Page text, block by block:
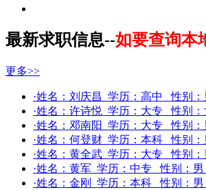
最新求职信息--如要查询本
更多>>
·姓名： 刘庆昌 学历： 高中 性别：
·姓名： 许诗悦 学历： 大专 性别：
·姓名： 邓南阳 学历： 大专 性别：
·姓名： 何登财 学历： 本科 性别：
·姓名： 黄全武 学历： 大专 性别：
·姓名： 黄军 学历： 中专 性别： 男
·姓名： 金刚 学历： 本科 性别： 男